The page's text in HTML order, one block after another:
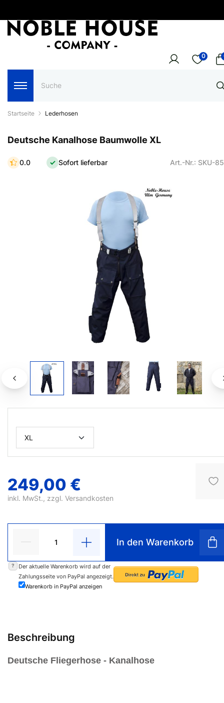
0
Startseite Lederhosen
Deutsche Kanalhose Baumwolle XL
0.0 Sofort lieferbar Art.-Nr.: SKU-
249,00 €
inkl. MwSt., zzgl. Versandkosten
In den Warenkorb
?
Der aktuelle Warenkorb wird auf der
Zahlungsseite von PayPal angezeigt.
Warenkorb in PayPal anzeigen
Beschreibung
Deutsche Fliegerhose - Kanalhose